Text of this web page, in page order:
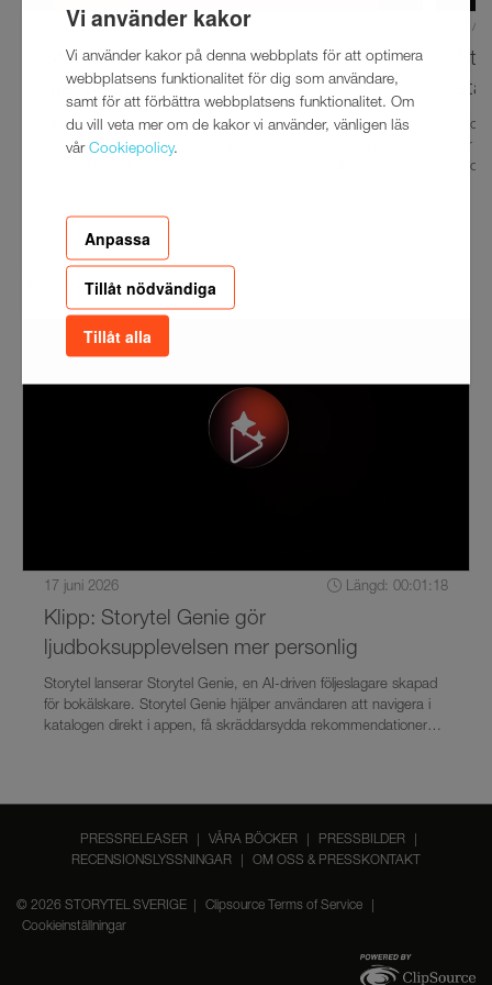
Vi använder kakor
Vi använder kakor på denna webbplats för att optimera
webbplatsens funktionalitet för dig som användare,
samt för att förbättra webbplatsens funktionalitet. Om
du vill veta mer om de kakor vi använder, vänligen läs
vår Cookiepolicy.
Anpassa
Tillåt nödvändiga
Tillåt alla
17/6/2026
Storytel Genie gör ljudboksupplevelsen
mer personlig
Storytel lanserar Storytel Genie, en AI-driven följeslagare
skapad för bokälskare. Storytel Genie hjälper användaren
start den 17 juni.
21/
för
Videos
17 juni 2026 Längd: 00:01:18
Klipp: Storytel Genie gör
ljudboksupplevelsen mer personlig
Storytel lanserar Storytel Genie, en AI-driven följeslagare skapad
för bokälskare. Storytel Genie hjälper användaren att navigera i
katalogen direkt i appen, få skräddarsydda rekommendationer
PRESSRELEASER VÅRA BÖCKER PRESSBILDER
RECENSIONSLYSSNINGAR
OM OSS & PRESSKONTAKT
© 2026 STORYTEL SVERIGE | Clipsource Terms of Service
Cookieinställningar